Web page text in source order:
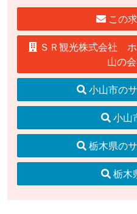
この
ＳＲ観光株式会社
山の
小山市の
小山
栃木県の
栃木